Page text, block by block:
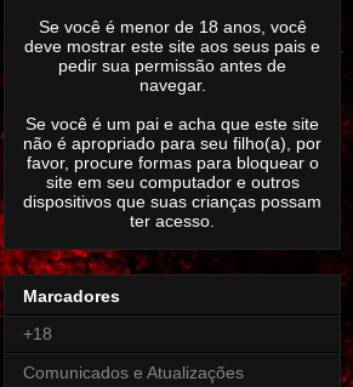
Se você é menor de 18 anos, você
deve mostrar este site aos seus pais e
pedir sua permissão antes de
navegar.
Se você é um pai e acha que este site
não é apropriado para seu filho(a), por
favor, procure formas para bloquear o
site em seu computador e outros
dispositivos que suas crianças possam
ter acesso.
Marcadores
+18
Comunicados e Atualizações